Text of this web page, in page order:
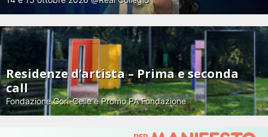
Residenze d’artista – Prima e seconda
call
Fondazione Gori-Celle e Promo PA Fondazione